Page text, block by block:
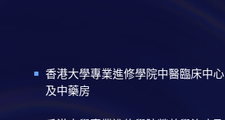
香港大學專業進修學院中醫臨床中心
及中藥房